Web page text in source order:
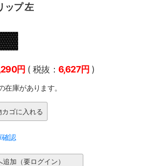
ップ 左
円 ( 税抜：6,627円 )
在庫があります。
確認